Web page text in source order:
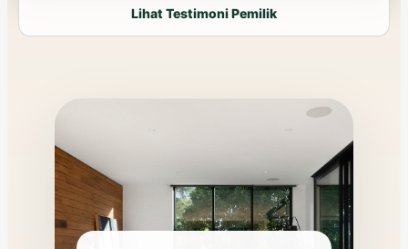
Lihat Testimoni Pemilik